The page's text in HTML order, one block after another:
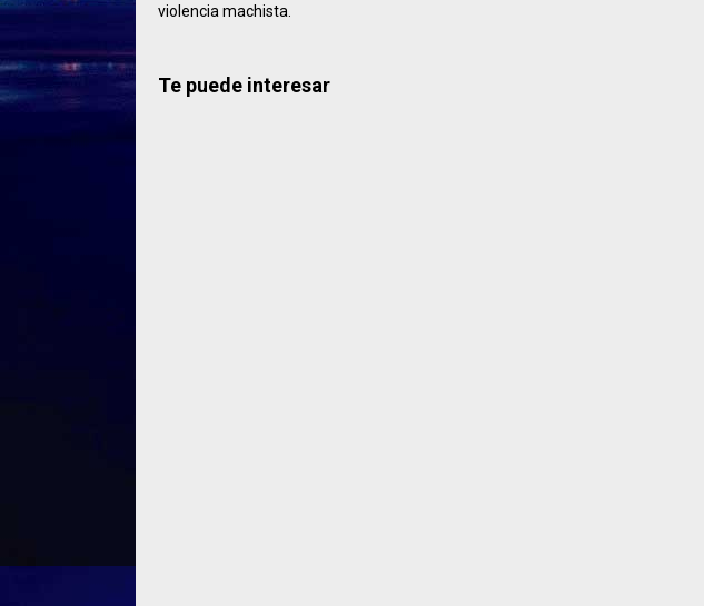
violencia machista.
Te puede interesar